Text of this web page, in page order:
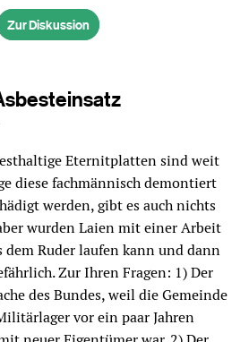
Zur Diskussion
Eternitplatten sind weit
diese fachmännisch demontiert
werden, gibt es auch nichts
wurden Laien mit einer Arbeit
dem Ruder laufen kann und dann
Zur Ihren Fragen: 1) Der
des Bundes, weil die Gemeinde
vor ein paar Jahren